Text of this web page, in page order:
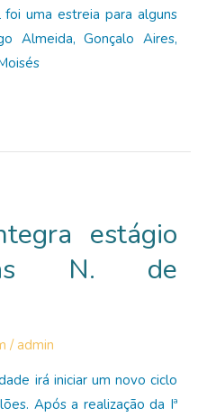
uma estreia para alguns
Almeida, Gonçalo Aires,
estágio
N. de
/admin
irá iniciar um novo ciclo
Após a realização da Iª